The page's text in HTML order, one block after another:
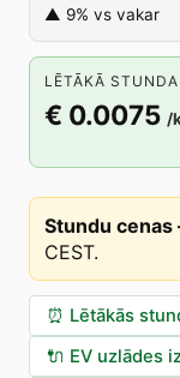
▲ 9% vs vakar
LĒTĀKĀ
€ 0.0075 /
Stundu
CEST.
⏰ Lētākās
🔌 EV uzlādes